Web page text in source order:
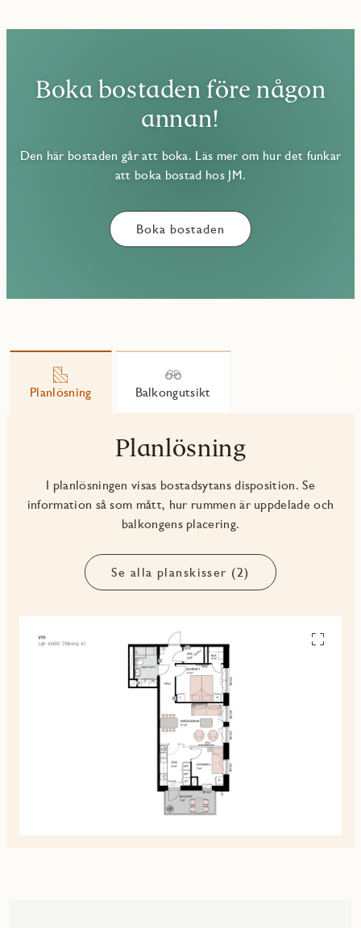
Boka bostaden före någon
annan!
Den här bostaden går att boka. Läs mer om hur det funkar
att boka bostad hos JM.
Boka bostaden
Planlösning Balkongutsikt
Planlösning
I planlösningen visas bostadsytans disposition. Se
information så som mått, hur rummen är uppdelade och
balkongens placering.
Se alla planskisser (2)
Se